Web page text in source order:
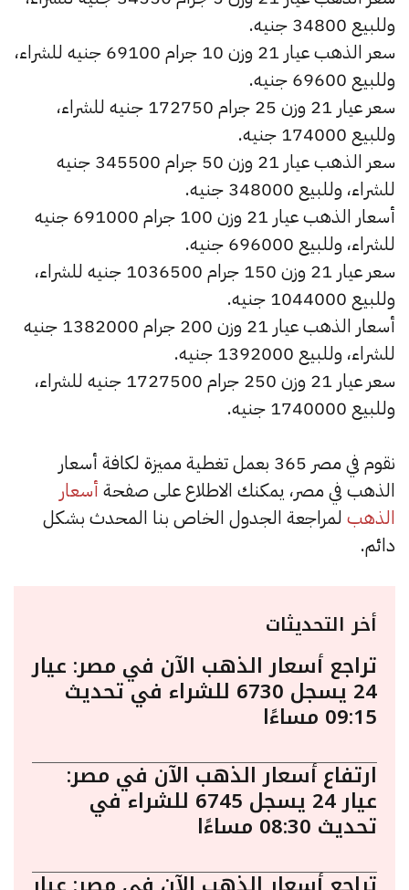
وللبيع 34800 جنيه.
سعر الذهب عيار 21 وزن 10 جرام 69100 جنيه للشراء،
وللبيع 69600 جنيه.
سعر عيار 21 وزن 25 جرام 172750 جنيه للشراء،
وللبيع 174000 جنيه.
سعر الذهب عيار 21 وزن 50 جرام 345500 جنيه
للشراء، وللبيع 348000 جنيه.
أسعار الذهب عيار 21 وزن 100 جرام 691000 جنيه
للشراء، وللبيع 696000 جنيه.
سعر عيار 21 وزن 150 جرام 1036500 جنيه للشراء،
وللبيع 1044000 جنيه.
أسعار الذهب عيار 21 وزن 200 جرام 1382000 جنيه
للشراء، وللبيع 1392000 جنيه.
سعر عيار 21 وزن 250 جرام 1727500 جنيه للشراء،
وللبيع 1740000 جنيه.
نقوم في مصر 365 بعمل تغطية مميزة لكافة أسعار
الذهب في مصر، يمكنك الاطلاع على صفحة أسعار
الذهب لمراجعة الجدول الخاص بنا المحدث بشكل
دائم.
أخر التحديثات
تراجع أسعار الذهب الآن في مصر: عيار
24 يسجل 6730 للشراء في تحديث
09:15 مساءًا
ارتفاع أسعار الذهب الآن في مصر:
عيار 24 يسجل 6745 للشراء في
تحديث 08:30 مساءًا